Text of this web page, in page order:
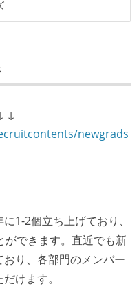
↓
newgrads
1-2個立ち上げており、
できます。直近でも新
り、各部門のメンバー
けます。